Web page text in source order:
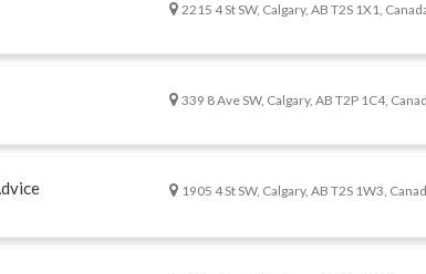
2215 4 St SW, Calgary, AB T2S 1X1,
339 8 Ave SW, Calgary, AB T2P 1C4,
1905 4 St SW, Calgary, AB T2S 1W3,